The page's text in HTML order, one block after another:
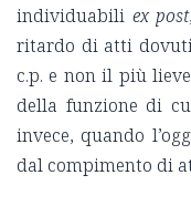
individuabili ex post
ritardo di atti
c.p. e non il più
della funzione di
invece, quando
dal compimento di